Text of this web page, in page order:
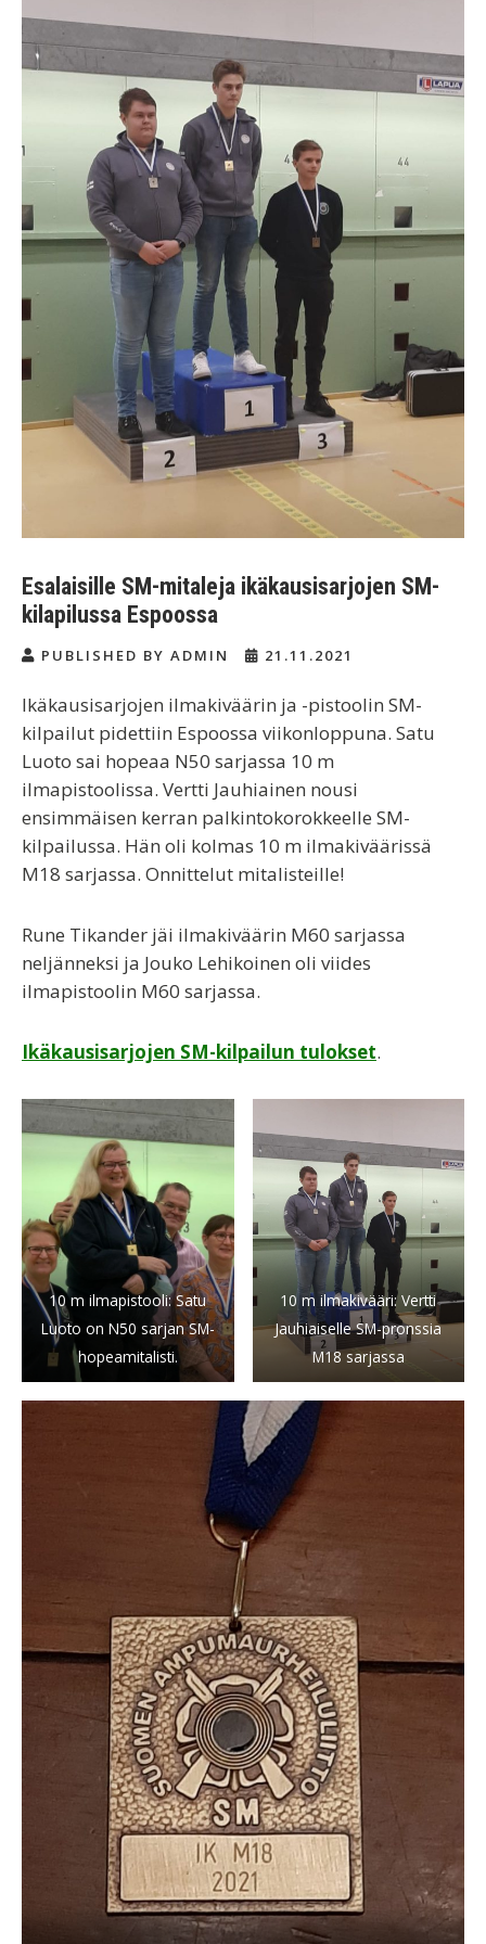
Esalaisille SM-mitaleja ikäkausisarjojen SM-
kilapilussa Espoossa
PUBLISHED BY ADMIN 21.11.2021
Ikäkausisarjojen ilmakiväärin ja -pistoolin SM-
kilpailut pidettiin Espoossa viikonloppuna. Satu
Luoto sai hopeaa N50 sarjassa 10 m
ilmapistoolissa. Vertti Jauhiainen nousi
ensimmäisen kerran palkintokorokkeelle SM-
kilpailussa. Hän oli kolmas 10 m ilmakiväärissä
M18 sarjassa. Onnittelut mitalisteille!
Rune Tikander jäi ilmakiväärin M60 sarjassa
neljänneksi ja Jouko Lehikoinen oli viides
ilmapistoolin M60 sarjassa.
Ikäkausisarjojen SM-kilpailun tulokset.
10 m ilmapistooli: Satu
Luoto on N50 sarjan SM-
hopeamitalisti.
10 m ilmakivääri: Vertti
Jauhiaiselle SM-pronssia
M18 sarjassa